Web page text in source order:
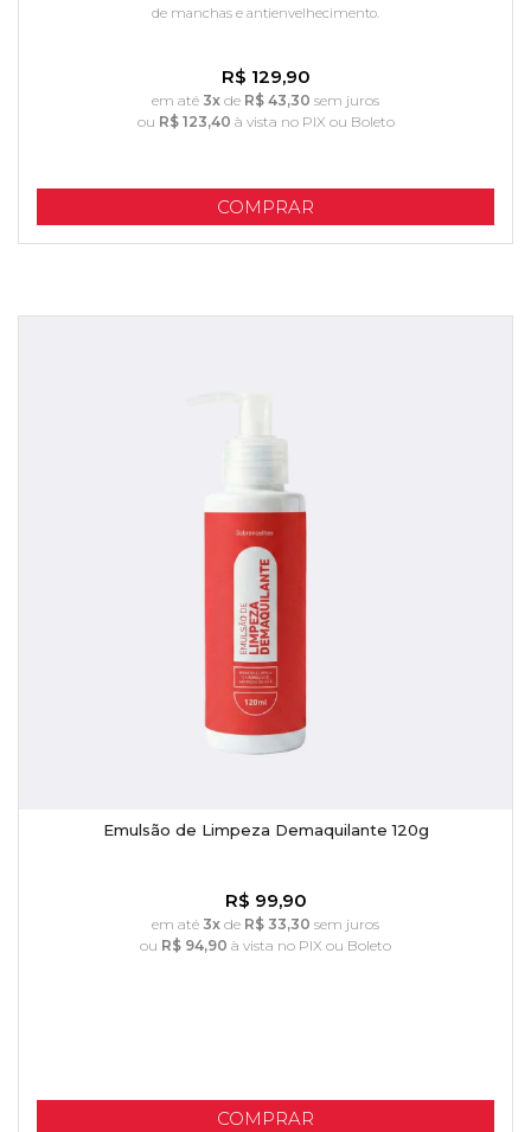
de manchas e antienvelhecimento.
R$ 129,90
em até 3x de R$ 43,30 sem juros
ou R$ 123,40 à vista no PIX ou Boleto
COMPRAR
Emulsão de Limpeza Demaquilante 120g
R$ 99,90
em até 3x de R$ 33,30 sem juros
ou R$ 94,90 à vista no PIX ou Boleto
COMPRAR